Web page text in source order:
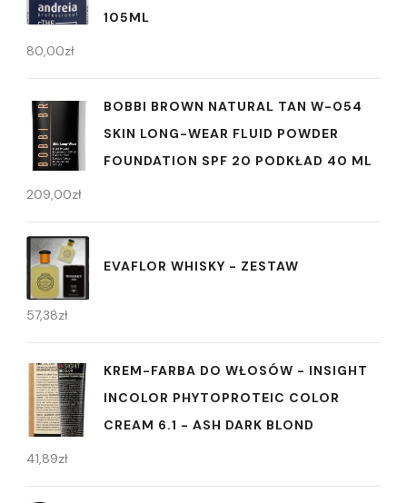
105ML
80,00zł
BOBBI BROWN NATURAL TAN W-054
SKIN LONG-WEAR FLUID POWDER
FOUNDATION SPF 20 PODKŁAD 40 ML
209,00zł
EVAFLOR WHISKY - ZESTAW
57,38zł
KREM-FARBA DO WŁOSÓW - INSIGHT
INCOLOR PHYTOPROTEIC COLOR
CREAM 6.1 - ASH DARK BLOND
41,89zł